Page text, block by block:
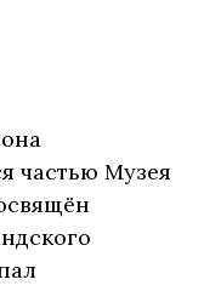
частью Музея